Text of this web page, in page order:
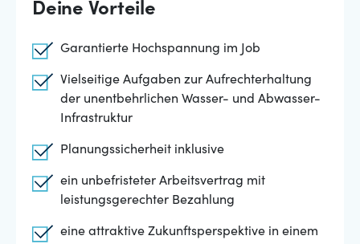
Deine Vorteile
Garantierte Hochspannung im Job
Vielseitige Aufgaben zur Aufrechterhaltung
der unentbehrlichen Wasser- und Abwasser-
Infrastruktur
Planungssicherheit inklusive
ein unbefristeter Arbeitsvertrag mit
leistungsgerechter Bezahlung
eine attraktive Zukunftsperspektive in einem